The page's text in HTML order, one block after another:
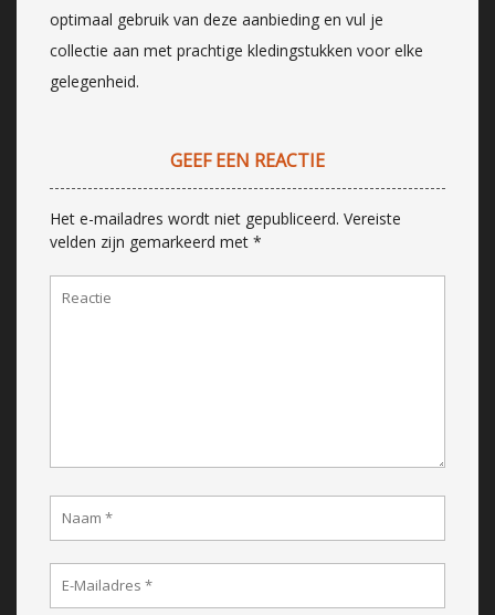
optimaal gebruik van deze aanbieding en vul je
collectie aan met prachtige kledingstukken voor elke
gelegenheid.
GEEF EEN REACTIE
Het e-mailadres wordt niet gepubliceerd. Vereiste
velden zijn gemarkeerd met *